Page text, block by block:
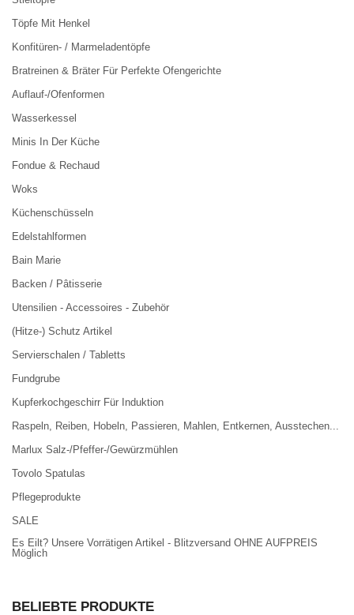
Töpfe Mit Henkel
Konfitüren- / Marmeladentöpfe
Bratreinen & Bräter Für Perfekte Ofengerichte
Auflauf-/Ofenformen
Wasserkessel
Minis In Der Küche
Fondue & Rechaud
Woks
Küchenschüsseln
Edelstahlformen
Bain Marie
Backen / Pâtisserie
Utensilien - Accessoires - Zubehör
(Hitze-) Schutz Artikel
Servierschalen / Tabletts
Fundgrube
Kupferkochgeschirr Für Induktion
Raspeln, Reiben, Hobeln, Passieren, Mahlen, Entkernen, Ausstechen...
Marlux Salz-/Pfeffer-/Gewürzmühlen
Tovolo Spatulas
Pflegeprodukte
SALE
Es Eilt? Unsere Vorrätigen Artikel - Blitzversand OHNE AUFPREIS
Möglich
BELIEBTE PRODUKTE